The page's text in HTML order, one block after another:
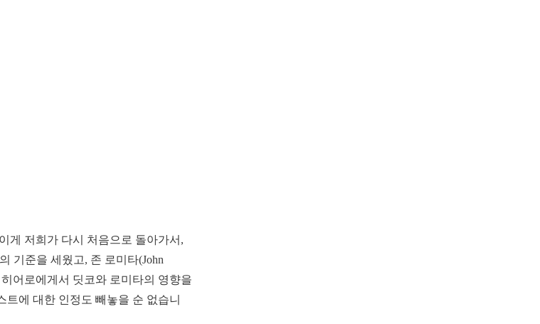
게 저희가 다시 처음으로 돌아가서,
기준을 세웠고, 존 로미타(John
어로에게서 딧코와 로미타의 영향을
에 대한 인정도 빼놓을 순 없습니